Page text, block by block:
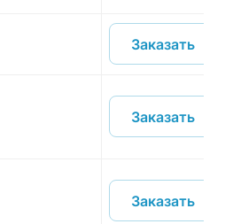
Заказать
Заказать
Заказать